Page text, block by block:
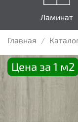
Ламинат
Главная
Цена за 1 м2